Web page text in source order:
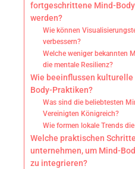
fortgeschrittene Mind-
werden?
Wie können
verbessern?
Welche weniger bekannten
die mentale Resilienz?
Wie beeinflussen
Body-Praktiken?
Was sind die beliebtesten
Vereinigten Königreich?
Wie formen lokale Trends
Welche praktischen
unternehmen, um Mind-
zu integrieren?